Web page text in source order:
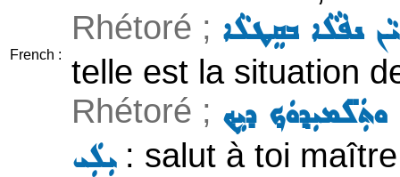
French :
Rhétoré ; ܢܦܵܠܵܐ ܒܩܸܛܠܵܐ
telle est la situation
Rhétoré ; ܕܝܹܟ݂
ܝܼܠܲܝ: salut à toi